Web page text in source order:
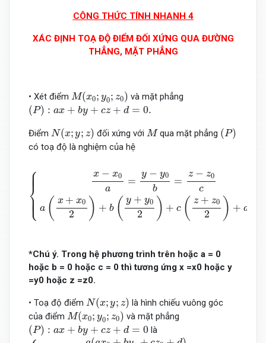
CÔNG THỨC TÍNH NHANH 4
XÁC ĐỊNH TOẠ ĐỘ ĐIỂM ĐỐI XỨNG QUA ĐƯỜNG
THẲNG, MẶT PHẲNG
• Xét điểm M(x0; y0; z0)
M(x ) và mặt phẳng
(P) : ax + by + cz + d = 0.
(P): a +b y cz +d=0.
Điểm N(x; y; z)
N(x;y;z) đối xứng với M
M qua mặt phẳng (P)
(P)
có toạ độ là nghiệm của hệ
⎧
⎪
⎪
⎪
⎨
⎪
⎪ ⎪
⎩
x − x0
a
=
y − y0
b
=
z − z0
c
a ( x + x0
2 ) + b ( y + y0
2 ) + c ( z + z0
2 ) + d
{x −x0 a= y−y0b=z− z0ca(
*Chú ý. Trong hệ phương trình trên hoặc a = 0
hoặc b = 0 hoặc c = 0 thì tương ứng x =x0 hoặc y
=y0 hoặc z =z0.
• Toạ độ điểm N(x; y; z)
N(x
là hình chiếu vuông góc
của điểm M(x0; y0; z0)
M(x y0 z0 ) và mặt phẳng
(P) : ax + by + cz + d = 0
(P): y c z+d=0 là
{x = a 0+ b c z d) b +c